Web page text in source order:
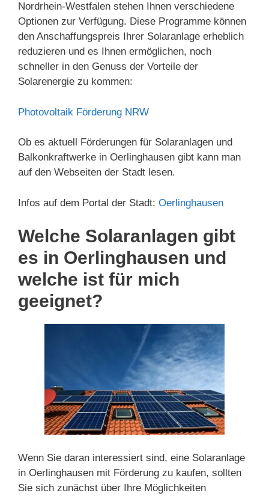
Nordrhein-Westfalen stehen Ihnen verschiedene
Optionen zur Verfügung. Diese Programme können
den Anschaffungspreis Ihrer Solaranlage erheblich
reduzieren und es Ihnen ermöglichen, noch
schneller in den Genuss der Vorteile der
Solarenergie zu kommen:
Photovoltaik Förderung NRW
Ob es aktuell Förderungen für Solaranlagen und
Balkonkraftwerke in Oerlinghausen gibt kann man
auf den Webseiten der Stadt lesen.
Infos auf dem Portal der Stadt: Oerlinghausen
Welche Solaranlagen gibt
es in Oerlinghausen und
welche ist für mich
geeignet?
Wenn Sie daran interessiert sind, eine Solaranlage
in Oerlinghausen mit Förderung zu kaufen, sollten
Sie sich zunächst über Ihre Möglichkeiten